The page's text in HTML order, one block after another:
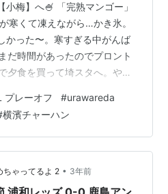
梅】へ🍧 「完熟マンゴー」
寒くて凍えながら…かき氷。
かった〜。寒すぎる中がんば
だ時間があったのでプロント
夕食を買って埼スタへ。やっ
（香港）と対戦です。埼スタ
みたい😳崎陽軒の横濱チャ
プレーオフ #urawareda
横濱チャーハン
ちゃってるよ 2 • 3年前